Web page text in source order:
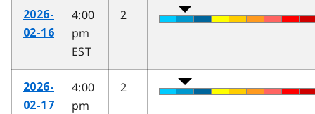
2026-
02-16
4:00
pm
EST
2
2026-
02-17
4:00
pm
2